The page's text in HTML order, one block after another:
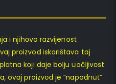
i njihova razvijenost
proizvod iskorištava taj
koji daje bolju uočljivost
ovaj proizvod je “napadnut”